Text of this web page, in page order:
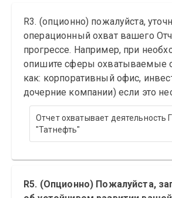
R3. (опционно) пожалуйста,
операционный охват вашего
прогрессе. Например, при
опишите сферы охватываемые
как: корпоративный офис,
дочерние компании) если это
Отчет охватывает деятельность
"Татнефть"
R5. (Опционно) Пожалуйста,